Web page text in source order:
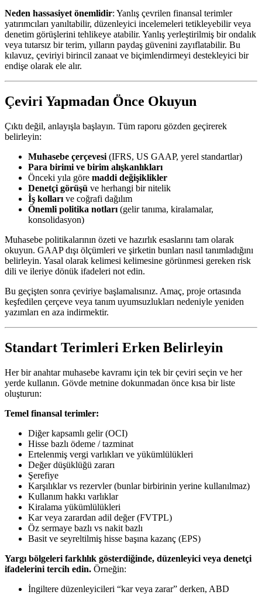
Neden hassasiyet önemlidir: Yanlış çevrilen finansal terimler
yatırımcıları yanıltabilir, düzenleyici incelemeleri tetikleyebilir veya
denetim görüşlerini tehlikeye atabilir. Yanlış yerleştirilmiş bir ondalık
veya tutarsız bir terim, yılların paydaş güvenini zayıflatabilir. Bu
kılavuz, çeviriyi birincil zanaat ve biçimlendirmeyi destekleyici bir
endişe olarak ele alır.
Çeviri Yapmadan Önce Okuyun
Çıktı değil, anlayışla başlayın. Tüm raporu gözden geçirerek
belirleyin:
Muhasebe çerçevesi (IFRS, US GAAP, yerel standartlar)
Para birimi ve birim alışkanlıkları
Önceki yıla göre maddi değişiklikler
Denetçi görüşü ve herhangi bir nitelik
İş kolları ve coğrafi dağılım
Önemli politika notları (gelir tanıma, kiralamalar,
konsolidasyon)
Muhasebe politikalarının özeti ve hazırlık esaslarını tam olarak
okuyun. GAAP dışı ölçümleri ve şirketin bunları nasıl tanımladığını
belirleyin. Yasal olarak kelimesi kelimesine görünmesi gereken risk
dili ve ileriye dönük ifadeleri not edin.
Bu geçişten sonra çeviriye başlamalısınız. Amaç, proje ortasında
keşfedilen çerçeve veya tanım uyumsuzlukları nedeniyle yeniden
yazımları en aza indirmektir.
Standart Terimleri Erken Belirleyin
Her bir anahtar muhasebe kavramı için tek bir çeviri seçin ve her
yerde kullanın. Gövde metnine dokunmadan önce kısa bir liste
oluşturun:
Temel finansal terimler:
Diğer kapsamlı gelir (OCI)
Hisse bazlı ödeme / tazminat
Ertelenmiş vergi varlıkları ve yükümlülükleri
Değer düşüklüğü zararı
Şerefiye
Karşılıklar vs rezervler (bunlar birbirinin yerine kullanılmaz)
Kullanım hakkı varlıklar
Kiralama yükümlülükleri
Kar veya zarardan adil değer (FVTPL)
Öz sermaye bazlı vs nakit bazlı
Basit ve seyreltilmiş hisse başına kazanç (EPS)
Yargı bölgeleri farklılık gösterdiğinde, düzenleyici veya denetçi
ifadelerini tercih edin. Örneğin:
İngiltere düzenleyicileri “kar veya zarar” derken, ABD